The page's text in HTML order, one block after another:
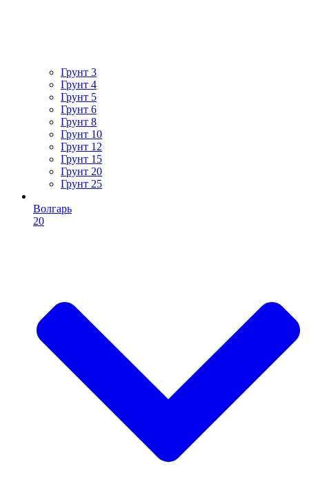
Грунт 3
Грунт 4
Грунт 5
Грунт 6
Грунт 8
Грунт 10
Грунт 12
Грунт 15
Грунт 20
Грунт 25
Волгарь
20